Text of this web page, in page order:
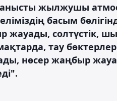
жылжушы
басым
жауады, солтүстік,
тау
нөсер жаңбыр